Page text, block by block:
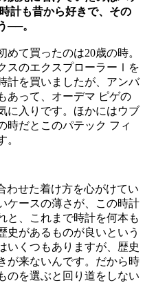
計も昔から好きで、その
──。
て買ったのは20歳の時。
スのエクスプローラーⅠを
計を買いましたが、アンバ
あって、オーデマ ピゲの
に入りです。ほかにはウブ
時だとこのパテック フィ
。
せた着け方を心がけてい
ケースの薄さが、この時計
と、これまで時計を何本も
史があるものが良いという
いくつもありますが、歴史
が来ないんです。だから時
のを選ぶと回り道をしない